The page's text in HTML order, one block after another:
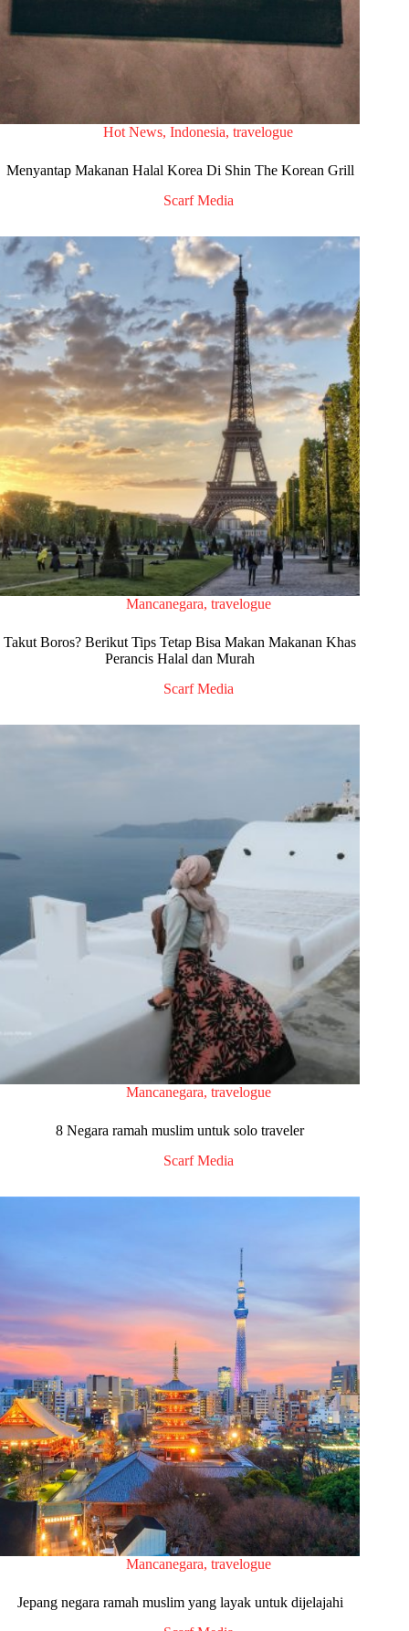
Hot News,Indonesia,travelogue
Menyantap Makanan Halal Korea Di Shin The Korean Grill
Scarf Media
Mancanegara, travelogue
Takut Boros? Berikut Tips Tetap Bisa Makan Makanan Khas
Perancis Halal dan Murah
Scarf Media
Mancanegara, travelogue
8 Negara ramah muslim untuk solo traveler
Scarf Media
Mancanegara, travelogue
Jepang negara ramah muslim yang layak untuk dijelajahi